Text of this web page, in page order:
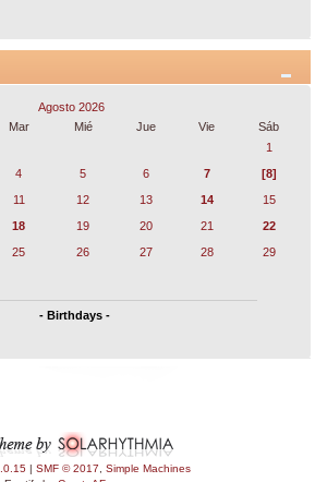
Agosto 2026
Mar Mié Jue Vie
Sáb
1
4 5 6 7
[8]
11 12 13 14
15
18 19 20 21
22
25 26 27 28
29
- Birthdays -
| SMF © 2017
Simple Machines